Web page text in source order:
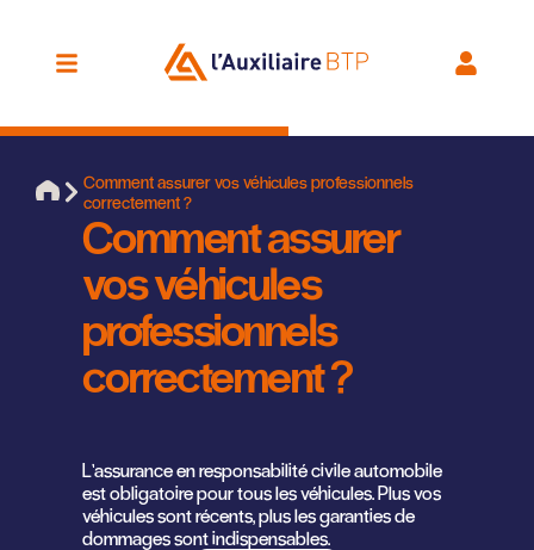
Comment assurer vos véhicules professionnels
correctement ?
Comment assurer
vos véhicules
professionnels
correctement ?
L’assurance en responsabilité civile automobile
est obligatoire pour tous les véhicules. Plus vos
véhicules sont récents, plus les garanties de
dommages sont indispensables.